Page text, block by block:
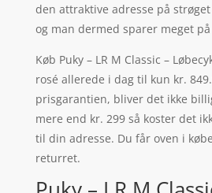
den attraktive adresse på
og man dermed sparer meget
Køb Puky – LR M Classic –
rosé allerede i dag til kun kr.
prisgarantien, bliver det ikke
mere end kr. 299 så koster det
til din adresse. Du får oven i
returret.